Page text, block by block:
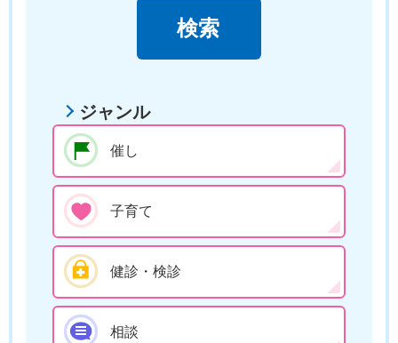
ジャンル
催し
子育て
健診・検診
相談